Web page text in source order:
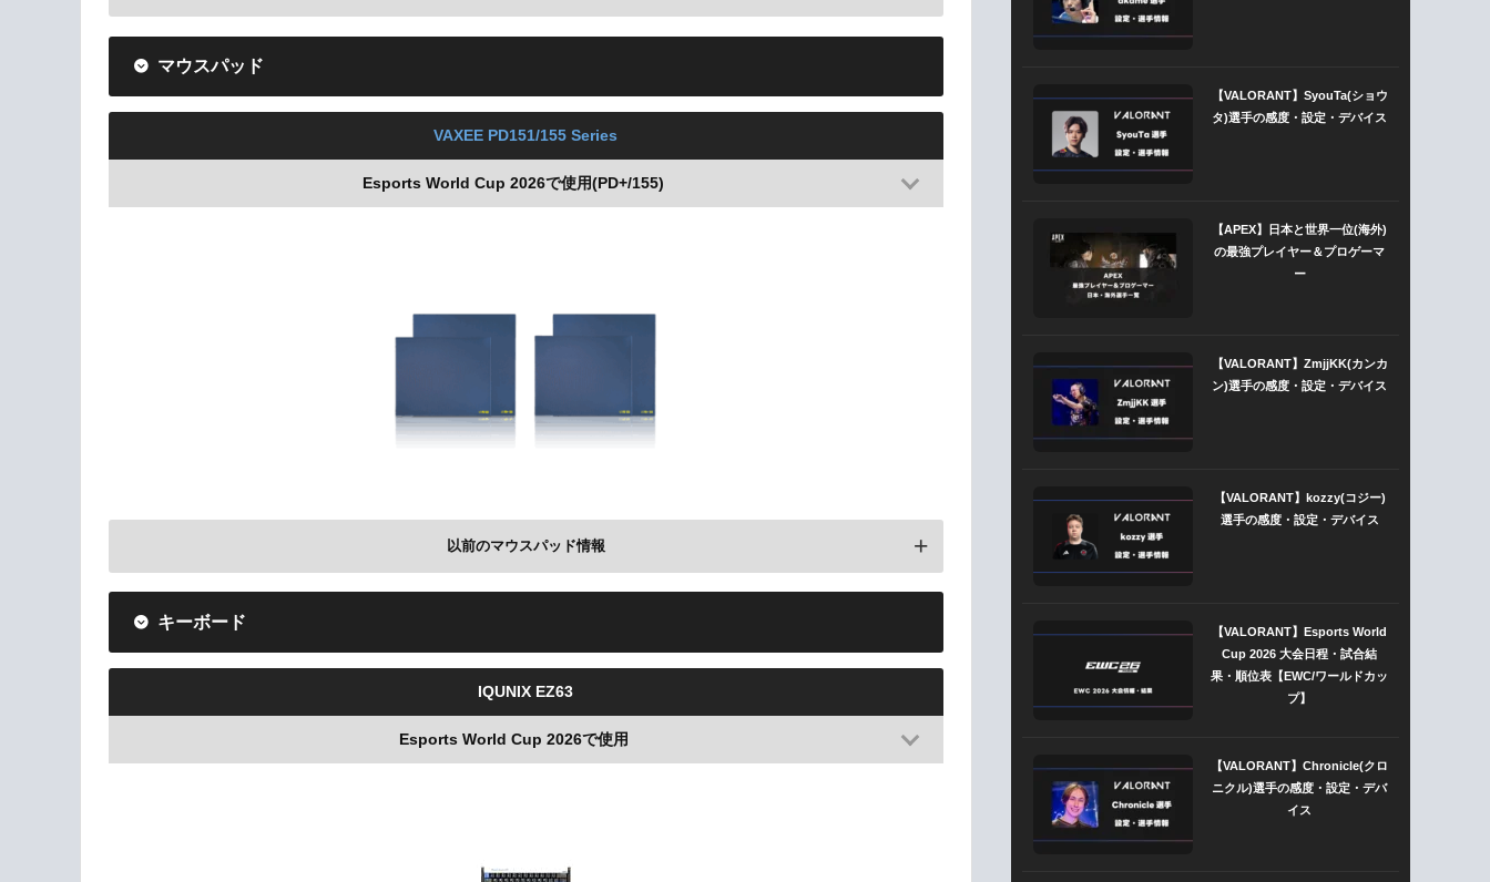
VCT 2024 China Stage1 Week2で使用(※サイズは過去情報より)
マウスパッド
VAXEE PD151/155 Series
Esports World Cup 2026で使用(PD+/155)
以前のマウスパッド情報
キーボード
IQUNIX EZ63
Esports World Cup 2026で使用
【VALORANT】SyouTa(ショウ
タ)選手の感度・設定・デバイス
【APEX】日本と世界一位(海外)
の最強プレイヤー＆プロゲーマ
ー
【VALORANT】ZmjjKK(カンカ
ン)選手の感度・設定・デバイス
【VALORANT】kozzy(コジー)
選手の感度・設定・デバイス
【VALORANT】Esports World
Cup 2026 大会日程・試合結
果・順位表【EWC/ワールドカッ
プ】
【VALORANT】Chronicle(クロ
ニクル)選手の感度・設定・デバ
イス